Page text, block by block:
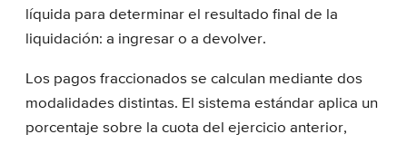
líquida para determinar el resultado final de la
liquidación: a ingresar o a devolver.
Los pagos fraccionados se calculan mediante dos
modalidades distintas. El sistema estándar aplica un
porcentaje sobre la cuota del ejercicio anterior,